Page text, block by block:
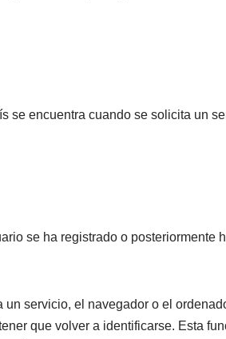
se encuentra cuando se solicita un
se ha registrado o
servicio, el navegador o el
que volver a identificarse. Esta